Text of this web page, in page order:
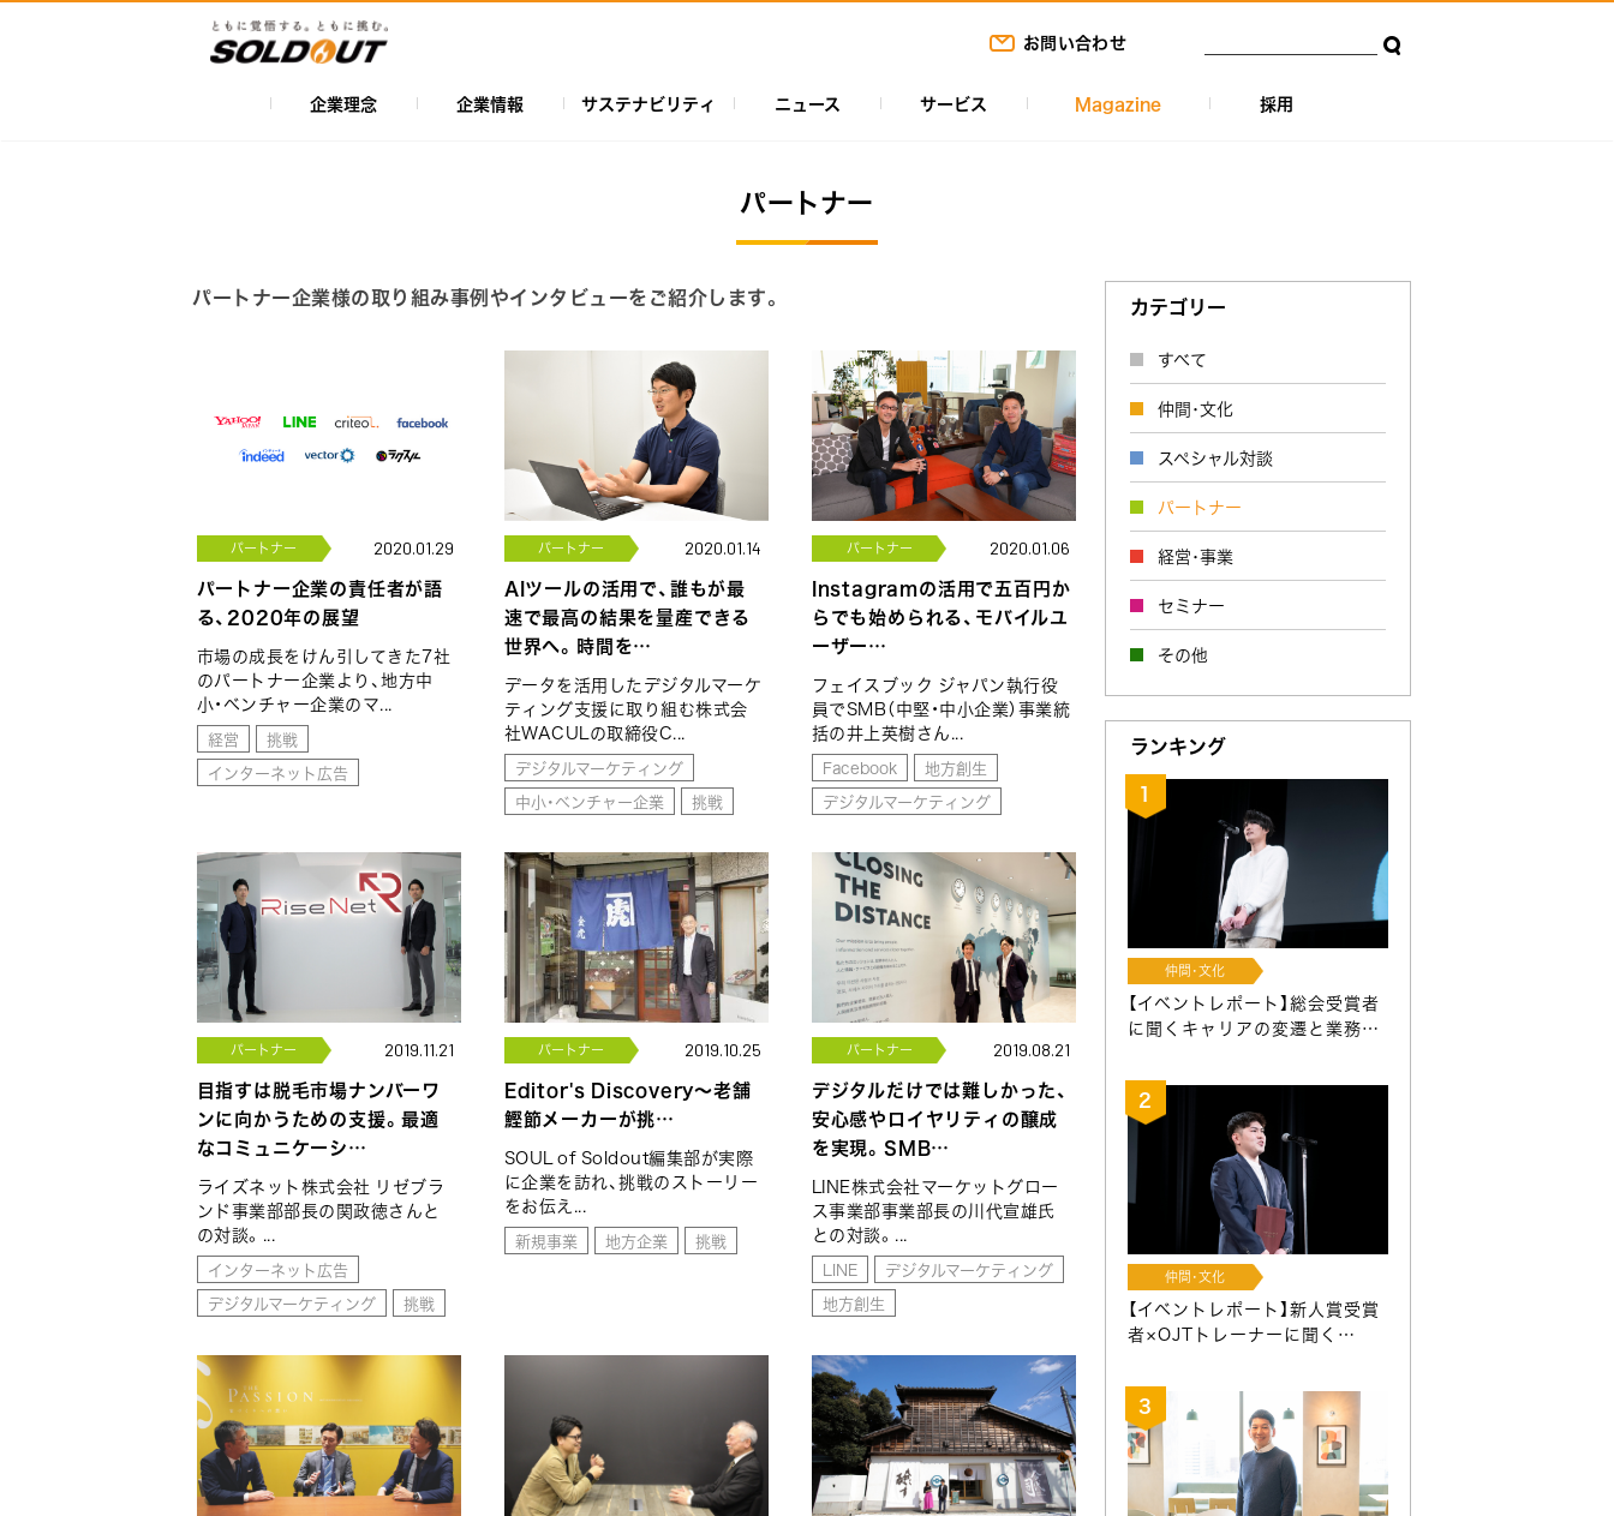
お問い合わせ
ゲ
ョ
企業理念 企業情報 サステナビリティ ニュース サービス Magazine 採用
パートナー
パートナー企業様の取り組み事例やインタビューをご紹介します。
パートナー 2020.01.29
パートナー企業の責任者が語
る、2020年の展望
市場の成長をけん引してきた7社
のパートナー企業より、地方中
小・ベンチャー企業のマ...
経営
挑戦
インターネット広告
パートナー 2020.01.14
AIツールの活用で、誰もが最
速で最高の結果を量産できる
世界へ。時間を…
データを活用したデジタルマーケ
ティング支援に取り組む株式会
社WACULの取締役C...
デジタルマーケティング
中小・ベンチャー企業
挑戦
パートナー 2020.01.06
Instagramの活用で五百円か
らでも始められる、モバイルユ
ーザー…
フェイスブック ジャパン執行役
員でSMB（中堅・中小企業）事業統
括の井上英樹さん...
Facebook
地方創生
デジタルマーケティング
パートナー 2019.11.21
目指すは脱毛市場ナンバーワ
ンに向かうための支援。最適
なコミュニケーシ…
ライズネット株式会社 リゼブラ
ンド事業部部長の関政徳さんと
の対談。...
インターネット広告
デジタルマーケティング
挑戦
パートナー 2019.10.25
Editor's Discovery～老舗
鰹節メーカーが挑…
SOUL of Soldout編集部が実際
に企業を訪れ、挑戦のストーリー
をお伝え...
新規事業 地方企業 挑戦
パートナー 2019.08.21
デジタルだけでは難しかった、
安心感やロイヤリティの醸成
を実現。SMB…
LINE株式会社マーケットグロー
ス事業部事業部長の川代宣雄氏
との対談。...
LINE
デジタルマーケティング
地方創生
カテゴリー
すべて
仲間･文化
スペシャル対談
パートナー
経営･事業
セミナー
その他
ランキング
仲間･文化
【イベントレポート】総会受賞者
に聞くキャリアの変遷と業務…
仲間･文化
【イベントレポート】新人賞受賞
者×OJTトレーナーに聞く…